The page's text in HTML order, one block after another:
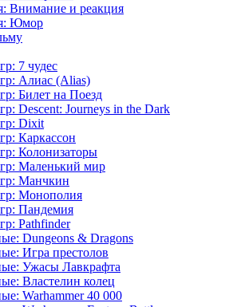
Внимание и реакция
Юмор
7 чудес
Алиас (Alias)
Билет на Поезд
Descent: Journeys in the Dark
Dixit
Каркассон
Колонизаторы
Маленький мир
Манчкин
Монополия
Пандемия
Pathfinder
Dungeons & Dragons
Игра престолов
Ужасы Лавкрафта
Властелин колец
Warhammer 40 000